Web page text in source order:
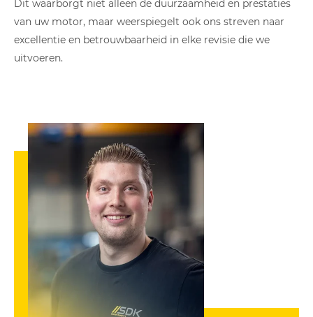
Dit waarborgt niet alleen de duurzaamheid en prestaties
van uw motor, maar weerspiegelt ook ons streven naar
excellentie en betrouwbaarheid in elke revisie die we
uitvoeren.